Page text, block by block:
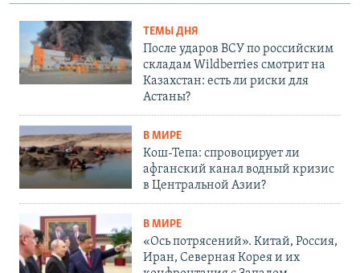
ТЕМЫ ДНЯ
После ударов ВСУ по российским
складам Wildberries смотрит на
Казахстан: есть ли риски для
Астаны?
В МИРЕ
Кош-Тепа: спровоцирует ли
афганский канал водный кризис
в Центральной Азии?
В МИРЕ
«Ось потрясений». Китай, Россия,
Иран, Северная Корея и их